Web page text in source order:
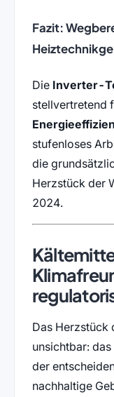
Fazit:
Die Inverter-
stellvertretend
stufenloses
die
Herzstück der
2024.
Das Herzstück
unsichtbar:
der
nachhaltige